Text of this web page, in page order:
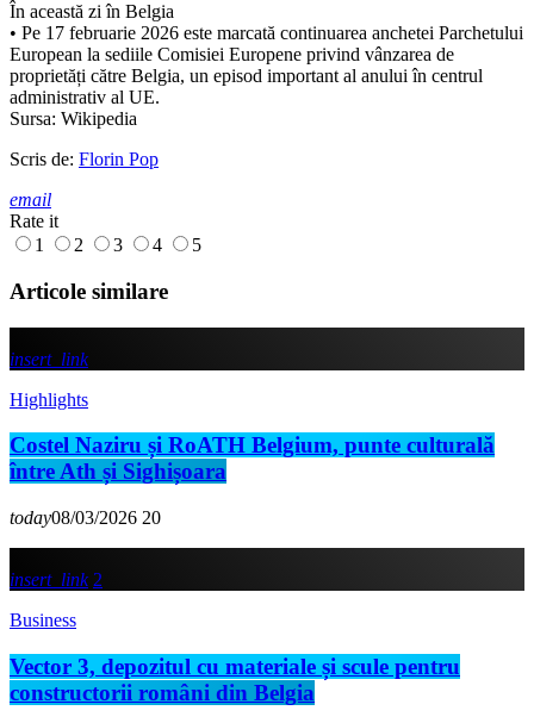
În această zi în Belgia
• Pe 17 februarie 2026 este marcată continuarea anchetei Parchetului
European la sediile Comisiei Europene privind vânzarea de
proprietăți către Belgia, un episod important al anului în centrul
administrativ al UE.
Sursa: Wikipedia
Scris de: Florin Pop
email
Rate it
1
2 3 4 5
Articole similare
insert_link
Highlights
Costel Naziru și RoATH Belgium, punte culturală
între Ath și Sighișoara
today08/03/2026 20
insert_link 2
Business
Vector 3, depozitul cu materiale și scule pentru
constructorii români din Belgia